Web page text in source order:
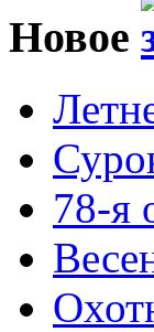
Новое
78-я